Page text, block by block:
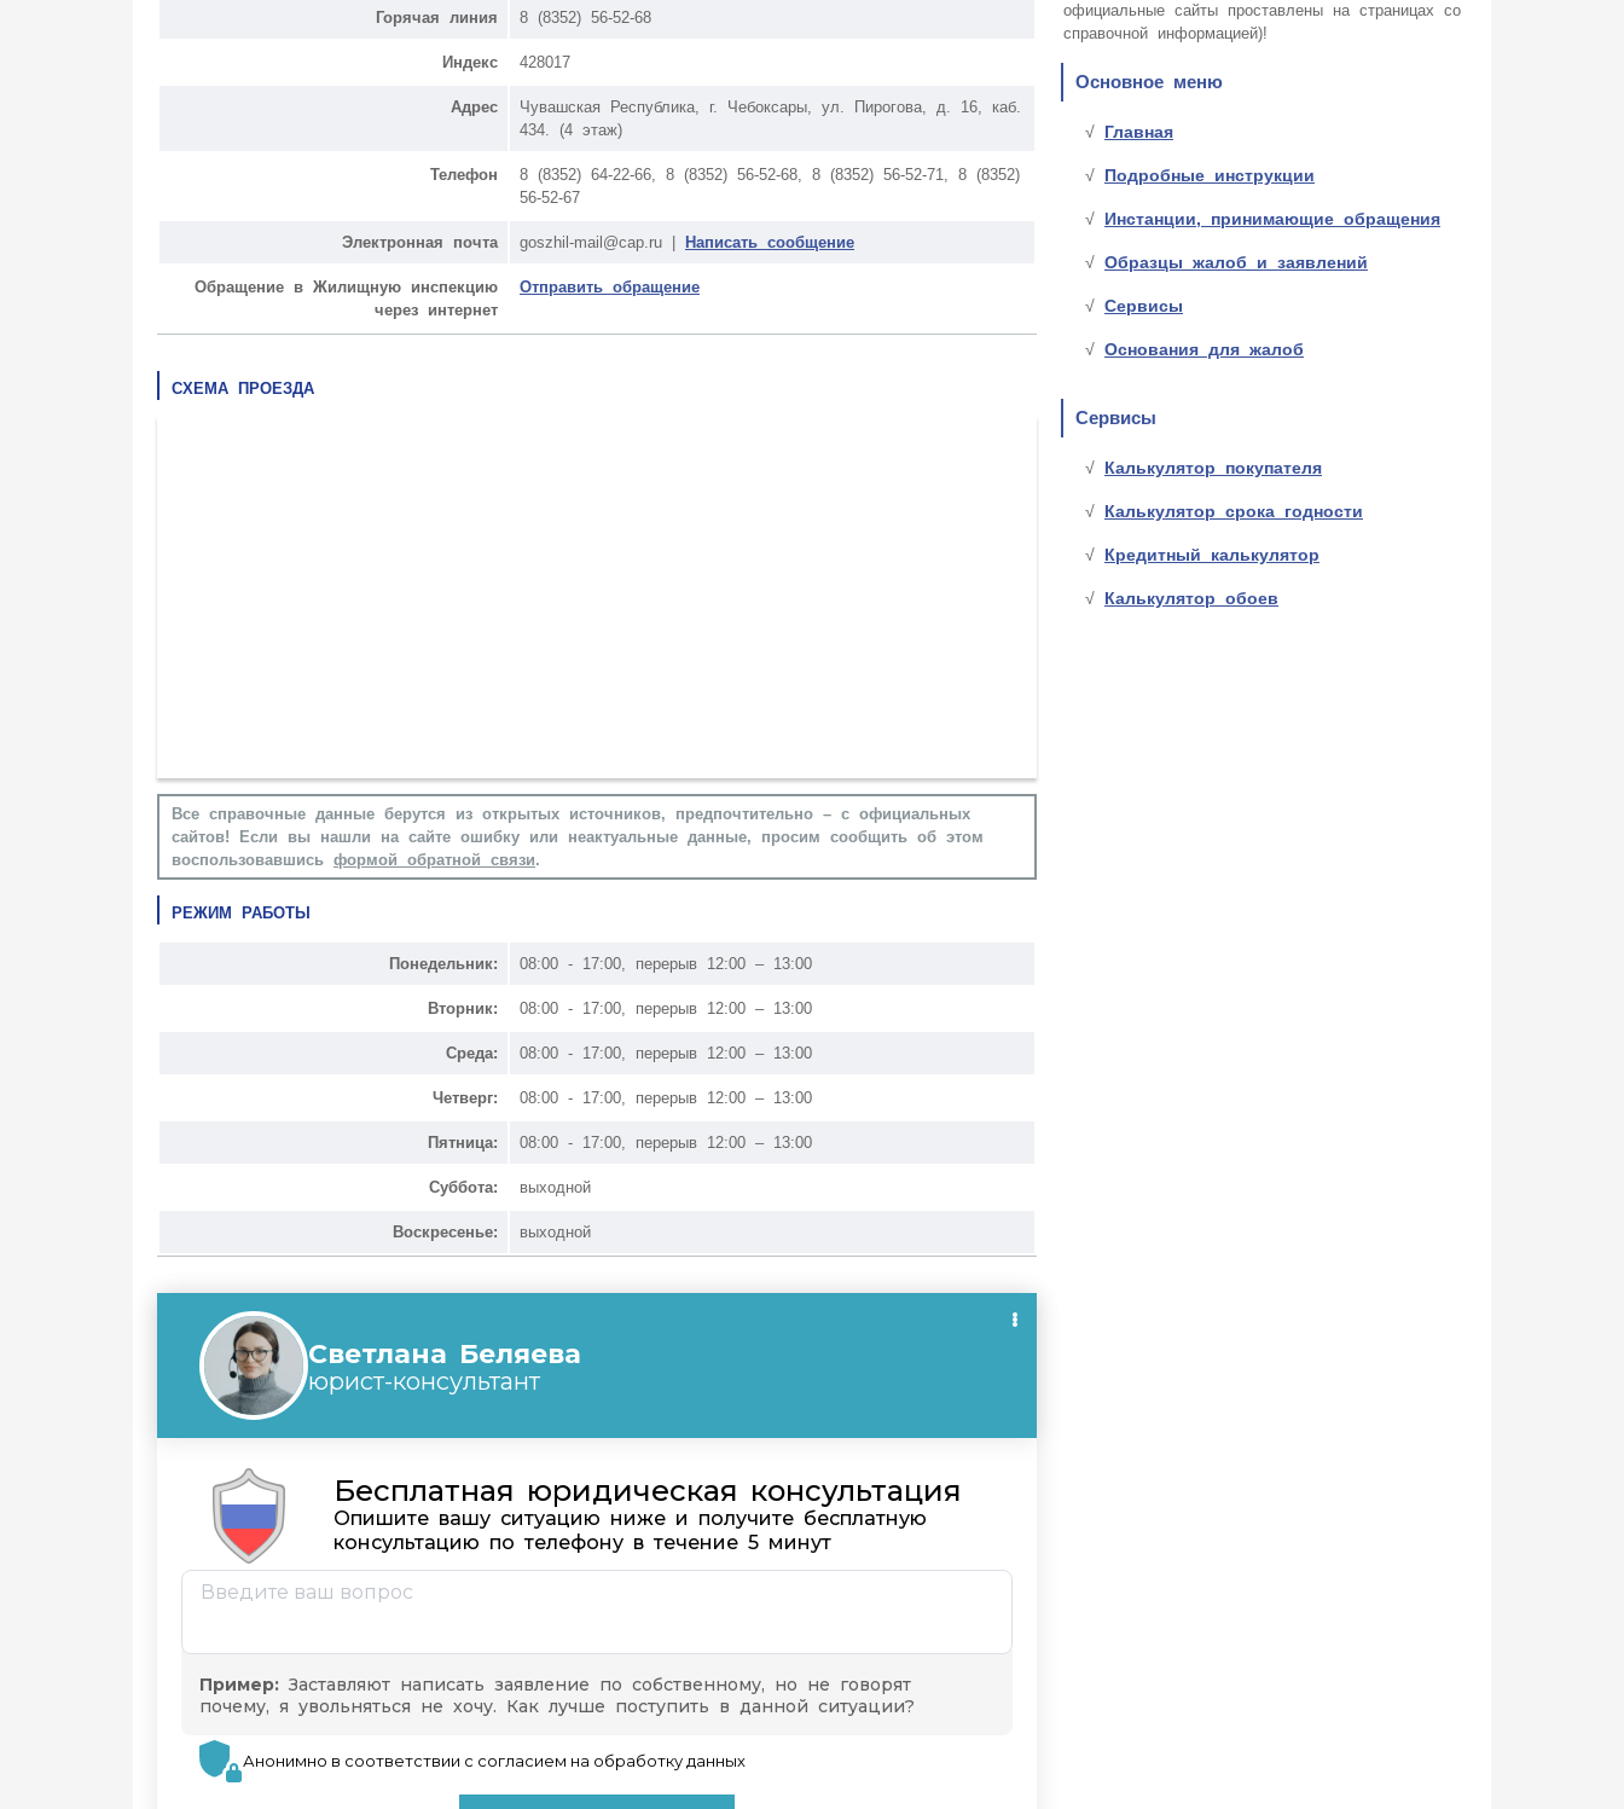
Горячая линия 8 (8352) 56-52-68
Индекс 428017
Адрес
Чувашская Республика, г. Чебоксары, ул. Пирогова, д. 16, каб.
434. (4 этаж)
Телефон
8 (8352) 64-22-66, 8 (8352) 56-52-68, 8 (8352) 56-52-71, 8 (8352)
56-52-67
Электронная почта goszhil-mail@cap.ru | Написать сообщение
Обращение в Жилищную инспекцию
через интернет
Отправить обращение
СХЕМА ПРОЕЗДА
Все справочные данные берутся из открытых источников, предпочтительно – с официальных
сайтов! Если вы нашли на сайте ошибку или неактуальные данные, просим сообщить об этом
воспользовавшись формой обратной связи.
РЕЖИМ РАБОТЫ
Понедельник: 08:00 - 17:00, перерыв 12:00 – 13:00
Вторник: 08:00 - 17:00, перерыв 12:00 – 13:00
Среда: 08:00 - 17:00, перерыв 12:00 – 13:00
Четверг: 08:00 - 17:00, перерыв 12:00 – 13:00
Пятница: 08:00 - 17:00, перерыв 12:00 – 13:00
Суббота: выходной
Воскресенье: выходной
официальные сайты проставлены на страницах со
справочной информацией)!
Основное меню
Главная
Подробные инструкции
Инстанции, принимающие обращения
Образцы жалоб и заявлений
Сервисы
Основания для жалоб
Сервисы
Калькулятор покупателя
Калькулятор срока годности
Кредитный калькулятор
Калькулятор обоев